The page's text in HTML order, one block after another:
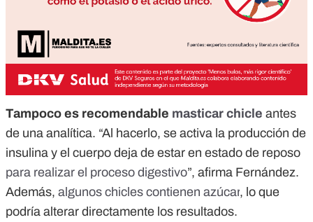
Tampoco es recomendable masticar chicle antes
de una analítica. “Al hacerlo, se activa la producción de
insulina y el cuerpo deja de estar en estado de reposo
para realizar el proceso digestivo”, afirma Fernández.
Además, algunos chicles contienen azúcar, lo que
podría alterar directamente los resultados.